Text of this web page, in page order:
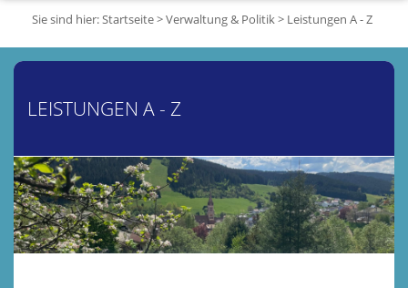
Sie sind hier:Startseite>Verwaltung & Politik> Leistungen A - Z
LEISTUNGEN A - Z